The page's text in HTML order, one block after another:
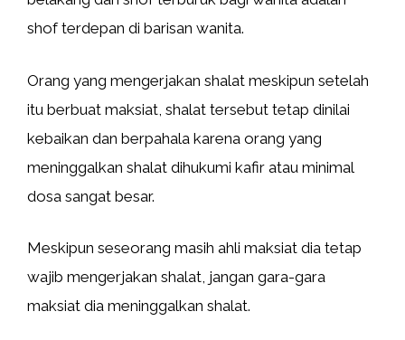
shof terdepan di barisan wanita.
Orang yang mengerjakan shalat meskipun setelah
itu berbuat maksiat, shalat tersebut tetap dinilai
kebaikan dan berpahala karena orang yang
meninggalkan shalat dihukumi kafir atau minimal
dosa sangat besar.
Meskipun seseorang masih ahli maksiat dia tetap
wajib mengerjakan shalat, jangan gara-gara
maksiat dia meninggalkan shalat.